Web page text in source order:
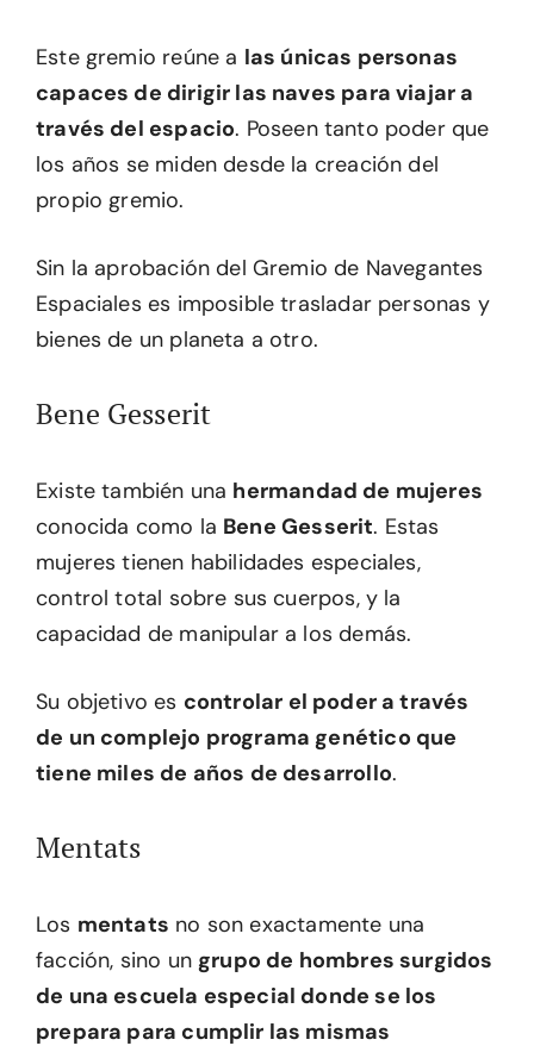
Este gremio reúne a las únicas personas
capaces de dirigir las naves para viajar a
través del espacio. Poseen tanto poder que
los años se miden desde la creación del
propio gremio.
Sin la aprobación del Gremio de Navegantes
Espaciales es imposible trasladar personas y
bienes de un planeta a otro.
Bene Gesserit
Existe también una hermandad de mujeres
conocida como la Bene Gesserit. Estas
mujeres tienen habilidades especiales,
control total sobre sus cuerpos, y la
capacidad de manipular a los demás.
Su objetivo es controlar el poder a través
de un complejo programa genético que
tiene miles de años de desarrollo.
Mentats
Los mentats no son exactamente una
facción, sino un grupo de hombres surgidos
de una escuela especial donde se los
prepara para cumplir las mismas